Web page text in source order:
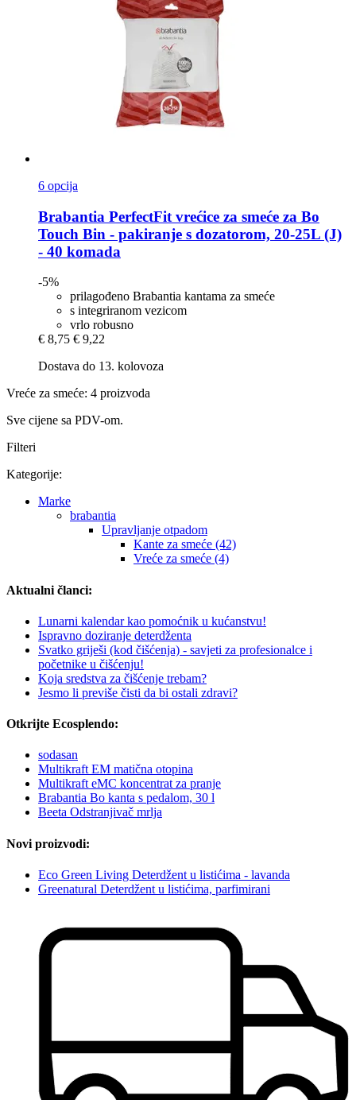
6 opcija
Brabantia PerfectFit vrećice za smeće za Bo
Touch Bin -​ pakiranje s dozatorom, 20-​25L (J)
-​ 40 komada
-5%
prilagođeno Brabantia kantama za smeće
s integriranom vezicom
vrlo robusno
€ 8,75 € 9,22
Dostava do 13. kolovoza
Vreće za smeće: 4 proizvoda
Sve cijene sa PDV-om.
Filteri
Kategorije:
Marke
brabantia
Upravljanje otpadom
Kante za smeće (42)
Vreće za smeće (4)
Aktualni članci:
Lunarni kalendar kao pomoćnik u kućanstvu!
Ispravno doziranje deterdženta
Svatko griješi (kod čišćenja) - savjeti za profesionalce i
početnike u čišćenju!
Koja sredstva za čišćenje trebam?
Jesmo li previše čisti da bi ostali zdravi?
Otkrijte Ecosplendo:
sodasan
Multikraft EM matična otopina
Multikraft eMC koncentrat za pranje
Brabantia Bo kanta s pedalom, 30 l
Beeta Odstranjivač mrlja
Novi proizvodi:
Eco Green Living Deterdžent u listićima - lavanda
Greenatural Deterdžent u listićima, parfimirani